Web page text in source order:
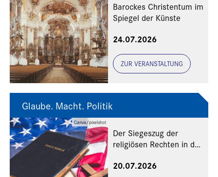
Barockes Christentum im
Spiegel der Künste
24.07.2026
ZUR VERANSTALTUNG
Canva/pixelshot
Glaube. Macht. Politik
Der Siegeszug der
religiösen Rechten in den
20.07.2026